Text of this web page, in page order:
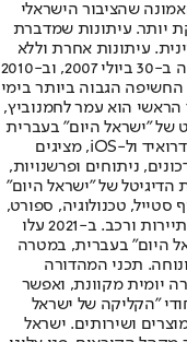
שהציבור הישראלי
יותר. עיתונות שמדברת
עיתונות אחרת וללא
תשלום. המהדורה המודפסת הראשונה פורסמה ב-30 ביולי 2007, וב-2010
החשיפה הגבוה ביותר בימי
הראשי הוא עמר לחמנוביץ,
של "ישראל היום" בעברית
ובאנגלית, כמו כן היישומונים (אפליקציות) לאנדרואיד ול-iOS, מציגים
ניתוחים ופרשנויות,
הדיגיטל של "ישראל היום"
סטייל, טכנולוגיה, ספורט,
כלכלה וצרכנות, בריאות, חיילים, אוכל, יהדות, תיירות ורכב. ב-2021 עלו
היום" בעברית, במטרה
תכני המהדורה
יומית מקוונת, ואפשר
"הקליקה של ישראל
ושירותים. ישראל